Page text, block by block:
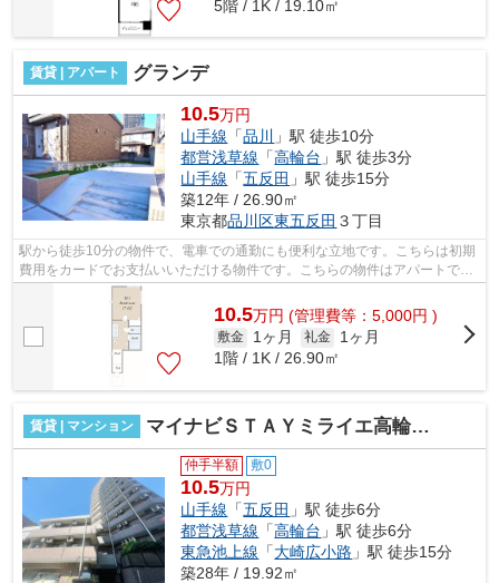
5階 / 1K / 19.10㎡
賃貸 | アパート グランデ
10.5万円
山手線 「品川
」駅 徒歩10分
都営浅草線 「高輪台 」駅 徒歩3分
山手線 「五反田 」駅 徒歩15分
築12年 / 26.90㎡
東京都品川区東五反田 ３丁目
駅から徒歩10分の物件で、電車での通勤にも便利な立地です。こちらは初期
費用をカードでお支払いいただける物件です。こちらの物件はアパートで
す。物件の個性を外観タイル張りなら引...
10.5万円 (管理費等：5,000円 )
敷金 1ヶ月 礼金
1ヶ月
1階 / 1K / 26.90㎡
賃貸 | マンション マイナビＳＴＡＹミライエ高輪台（菱和パレス高輪台）
仲手半額 敷0
10.5万円
山手線 「五反田 」駅 徒歩6分
都営浅草線 「高輪台 」駅 徒歩6分
東急池上線 「大崎広小路 」駅 徒歩15分
築28年 / 19.92㎡